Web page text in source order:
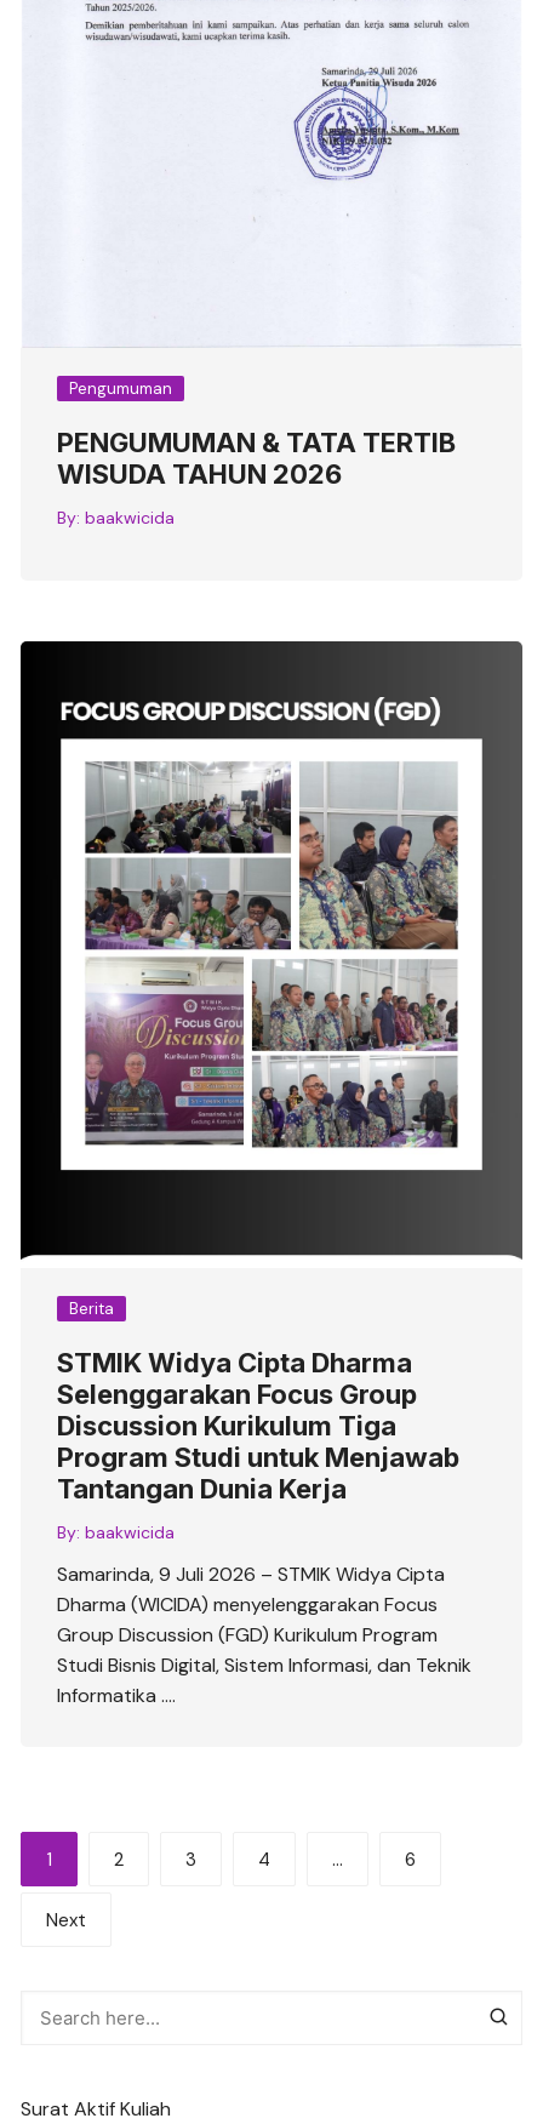
Pengumuman
PENGUMUMAN & TATA TERTIB
WISUDA TAHUN 2026
By: baakwicida
Berita
STMIK Widya Cipta Dharma
Selenggarakan Focus Group
Discussion Kurikulum Tiga
Program Studi untuk Menjawab
Tantangan Dunia Kerja
By: baakwicida
Samarinda, 9 Juli 2026 – STMIK Widya Cipta
Dharma (WICIDA) menyelenggarakan Focus
Group Discussion (FGD) Kurikulum Program
Studi Bisnis Digital, Sistem Informasi, dan Teknik
Informatika ….
Posts
navigation
1 2 3 4 … 6
Next
Surat Aktif Kuliah